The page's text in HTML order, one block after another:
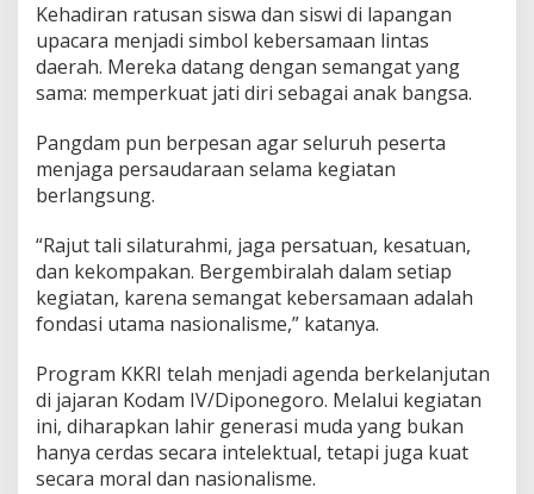
Kehadiran ratusan siswa dan siswi di lapangan
upacara menjadi simbol kebersamaan lintas
daerah. Mereka datang dengan semangat yang
sama: memperkuat jati diri sebagai anak bangsa.
Pangdam pun berpesan agar seluruh peserta
menjaga persaudaraan selama kegiatan
berlangsung.
“Rajut tali silaturahmi, jaga persatuan, kesatuan,
dan kekompakan. Bergembiralah dalam setiap
kegiatan, karena semangat kebersamaan adalah
fondasi utama nasionalisme,” katanya.
Program KKRI telah menjadi agenda berkelanjutan
di jajaran Kodam IV/Diponegoro. Melalui kegiatan
ini, diharapkan lahir generasi muda yang bukan
hanya cerdas secara intelektual, tetapi juga kuat
secara moral dan nasionalisme.